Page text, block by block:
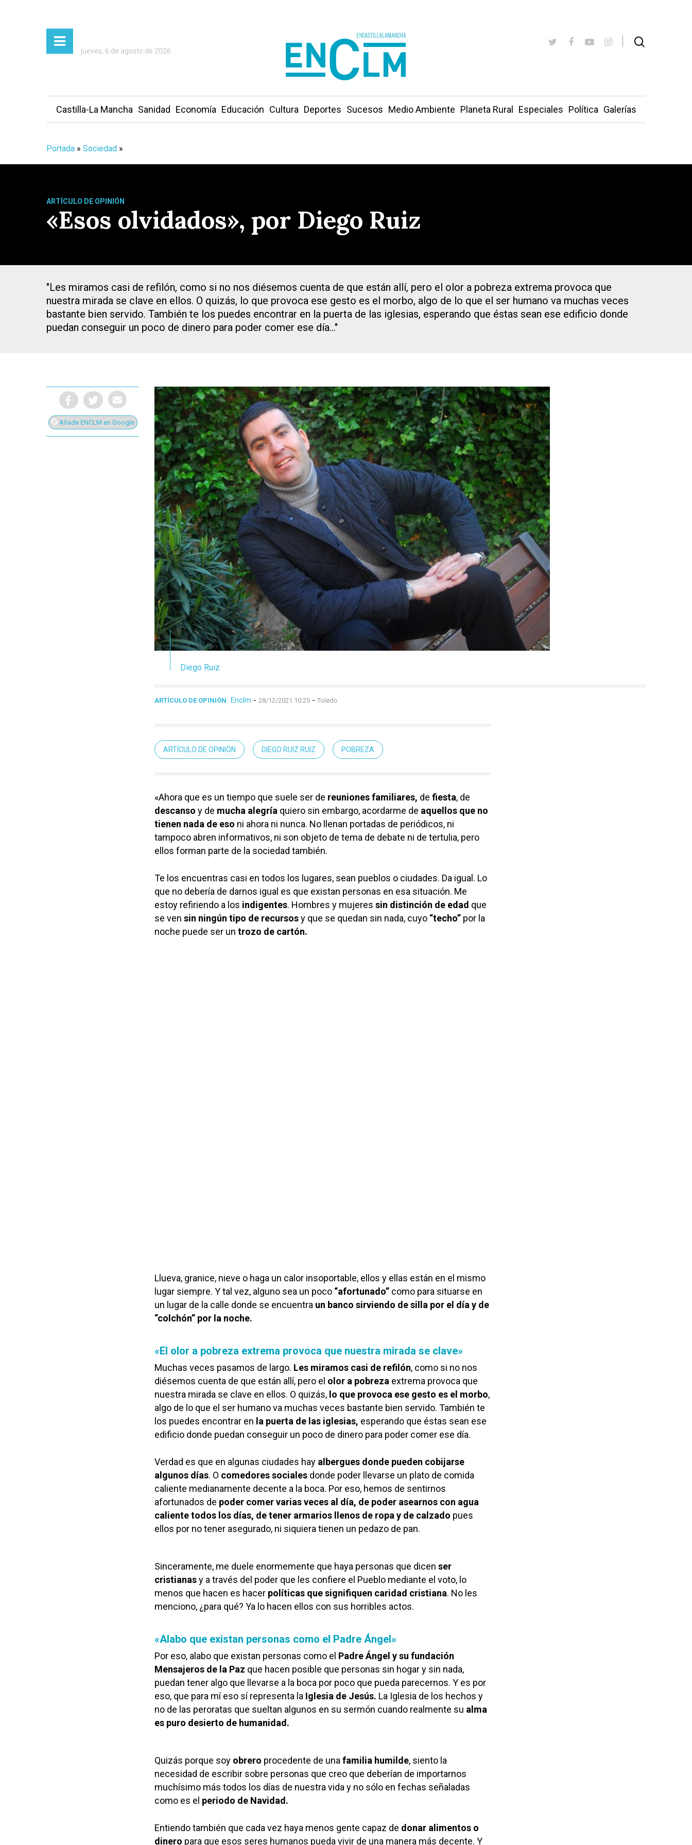
Presiona Intro para buscar o ESC para cerrar
jueves, 6 de agosto de 2026
Castilla-La Mancha Sanidad Economía Educación Cultura Deportes Sucesos Medio Ambiente Planeta Rural Especiales Política Galerías
Portada » Sociedad »
ARTÍCULO DE OPINIÓN
«Esos olvidados», por Diego Ruiz
"Les miramos casi de refilón, como si no nos diésemos cuenta de que están allí, pero el olor a pobreza extrema provoca que
nuestra mirada se clave en ellos. O quizás, lo que provoca ese gesto es el morbo, algo de lo que el ser humano va muchas veces
bastante bien servido. También te los puedes encontrar en la puerta de las iglesias, esperando que éstas sean ese edificio donde
puedan conseguir un poco de dinero para poder comer ese día..."
Añade ENCLM en Google
Diego Ruiz.
ARTÍCULO DE OPINIÓN Enclm - 28/12/2021 10:25 - Toledo
ARTÍCULO DE OPINIÓN DIEGO RUIZ RUIZ POBREZA
«Ahora que es un tiempo que suele ser de reuniones familiares, de fiesta, de
descanso y de mucha alegría quiero sin embargo, acordarme de aquellos que no
tienen nada de eso ni ahora ni nunca. No llenan portadas de periódicos, ni
tampoco abren informativos, ni son objeto de tema de debate ni de tertulia, pero
ellos forman parte de la sociedad también.
Te los encuentras casi en todos los lugares, sean pueblos o ciudades. Da igual. Lo
que no debería de darnos igual es que existan personas en esa situación. Me
estoy refiriendo a los indigentes. Hombres y mujeres sin distinción de edad que
se ven sin ningún tipo de recursosy que se quedan sin nada, cuyo “techo” por la
noche puede ser un trozo de cartón.
Llueva, granice, nieve o haga un calor insoportable, ellos y ellas están en el mismo
lugar siempre. Y tal vez, alguno sea un poco “afortunado” como para situarse en
un lugar de la calle donde se encuentra un banco sirviendo de silla por el día y de
“colchón” por la noche.
«El olor a pobreza extrema provoca que nuestra mirada se clave»
Muchas veces pasamos de largo. Les miramos casi de refilón, como si no nos
diésemos cuenta de que están allí, pero el olor a pobreza extrema provoca que
nuestra mirada se clave en ellos. O quizás, lo que provoca ese gesto es el morbo,
algo de lo que el ser humano va muchas veces bastante bien servido. También te
los puedes encontrar en la puerta de las iglesias, esperando que éstas sean ese
edificio donde puedan conseguir un poco de dinero para poder comer ese día.
Verdad es que en algunas ciudades hay albergues donde pueden cobijarse
algunos días. O comedores sociales donde poder llevarse un plato de comida
caliente medianamente decente a la boca. Por eso, hemos de sentirnos
afortunados de poder comer varias veces al día, de poder asearnos con agua
caliente todos los días, de tener armarios llenos de ropa y de calzado pues
ellos por no tener asegurado, ni siquiera tienen un pedazo de pan.
Sinceramente, me duele enormemente que haya personas que dicen ser
cristianasy a través del poder que les confiere el Pueblo mediante el voto, lo
menos que hacen es hacer políticas que signifiquen caridad cristiana. No les
menciono, ¿para qué? Ya lo hacen ellos con sus horribles actos.
«Alabo que existan personas como el Padre Ángel»
Por eso, alabo que existan personas como el Padre Ángel y su fundación
Mensajeros de la Paz que hacen posible que personas sin hogar y sin nada,
puedan tener algo que llevarse a la boca por poco que pueda parecernos. Y es por
eso, que para mí eso sí representa la Iglesia de Jesús. La Iglesia de los hechos y
no de las peroratas que sueltan algunos en su sermón cuando realmente su alma
es puro desierto de humanidad.
Quizás porque soy obrero procedente de una familia humilde, siento la
necesidad de escribir sobre personas que creo que deberían de importarnos
muchísimo más todos los días de nuestra vida y no sólo en fechas señaladas
como es el periodo de Navidad.
Entiendo también que cada vez haya menos gente capaz de donar alimentos o
dinero para que esos seres humanos pueda vivir de una manera más decente. Y